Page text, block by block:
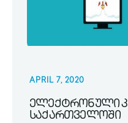
APRIL 7, 2020
ელექტრონული
საქართველოში